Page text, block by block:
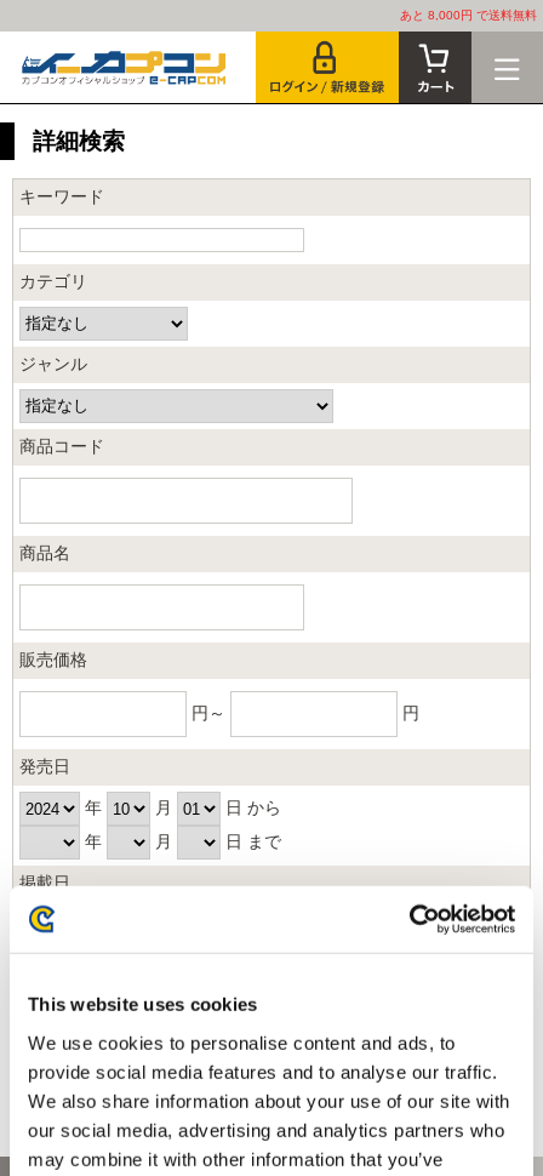
This website uses cookies
We use cookies to personalise content and ads, to
provide social media features and to analyse our traffic.
We also share information about your use of our site with
our social media, advertising and analytics partners who
may combine it with other information that you’ve
あと 8,000円 で送料無料
詳細検索
キーワード
カテゴリ
ジャンル
商品コード
商品名
販売価格
円～ 円
発売日
年 月
日 から
年
月 日 まで
掲載日